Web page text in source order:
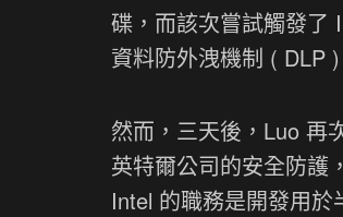
碟，而該次嘗試觸發了
資料防外洩機制 ( DLP
然而，三天後，Luo 再
英特爾公司的安全防護
Intel 的職務是開發用